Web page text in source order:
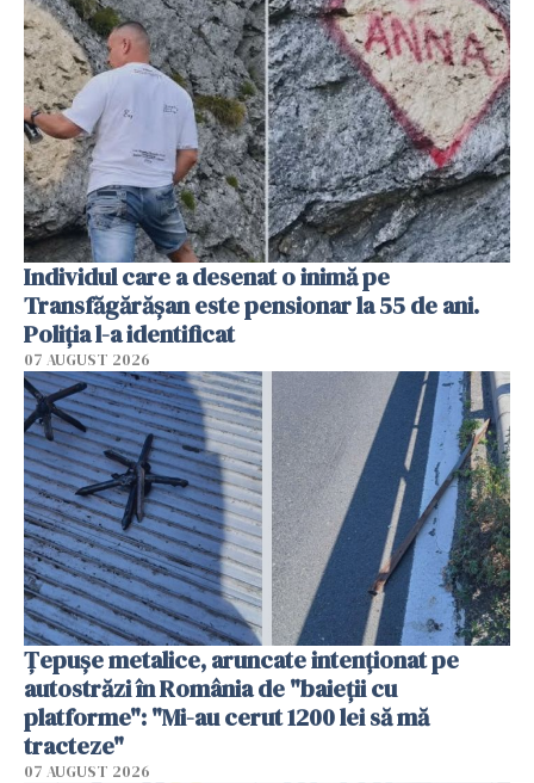
Individul care a desenat o inimă pe
Transfăgărășan este pensionar la 55 de ani.
Poliția l-a identificat
07 AUGUST 2026
Țepușe metalice, aruncate intenționat pe
autostrăzi în România de "baieții cu
platforme": "Mi-au cerut 1200 lei să mă
tracteze"
07 AUGUST 2026